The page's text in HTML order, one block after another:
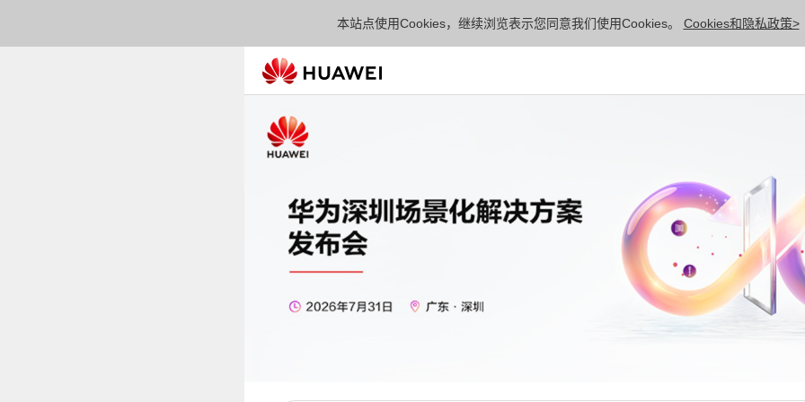
本站点使用Cookies，继续浏览表示您同意我们使用Cookies。 Cookies和隐私政策>